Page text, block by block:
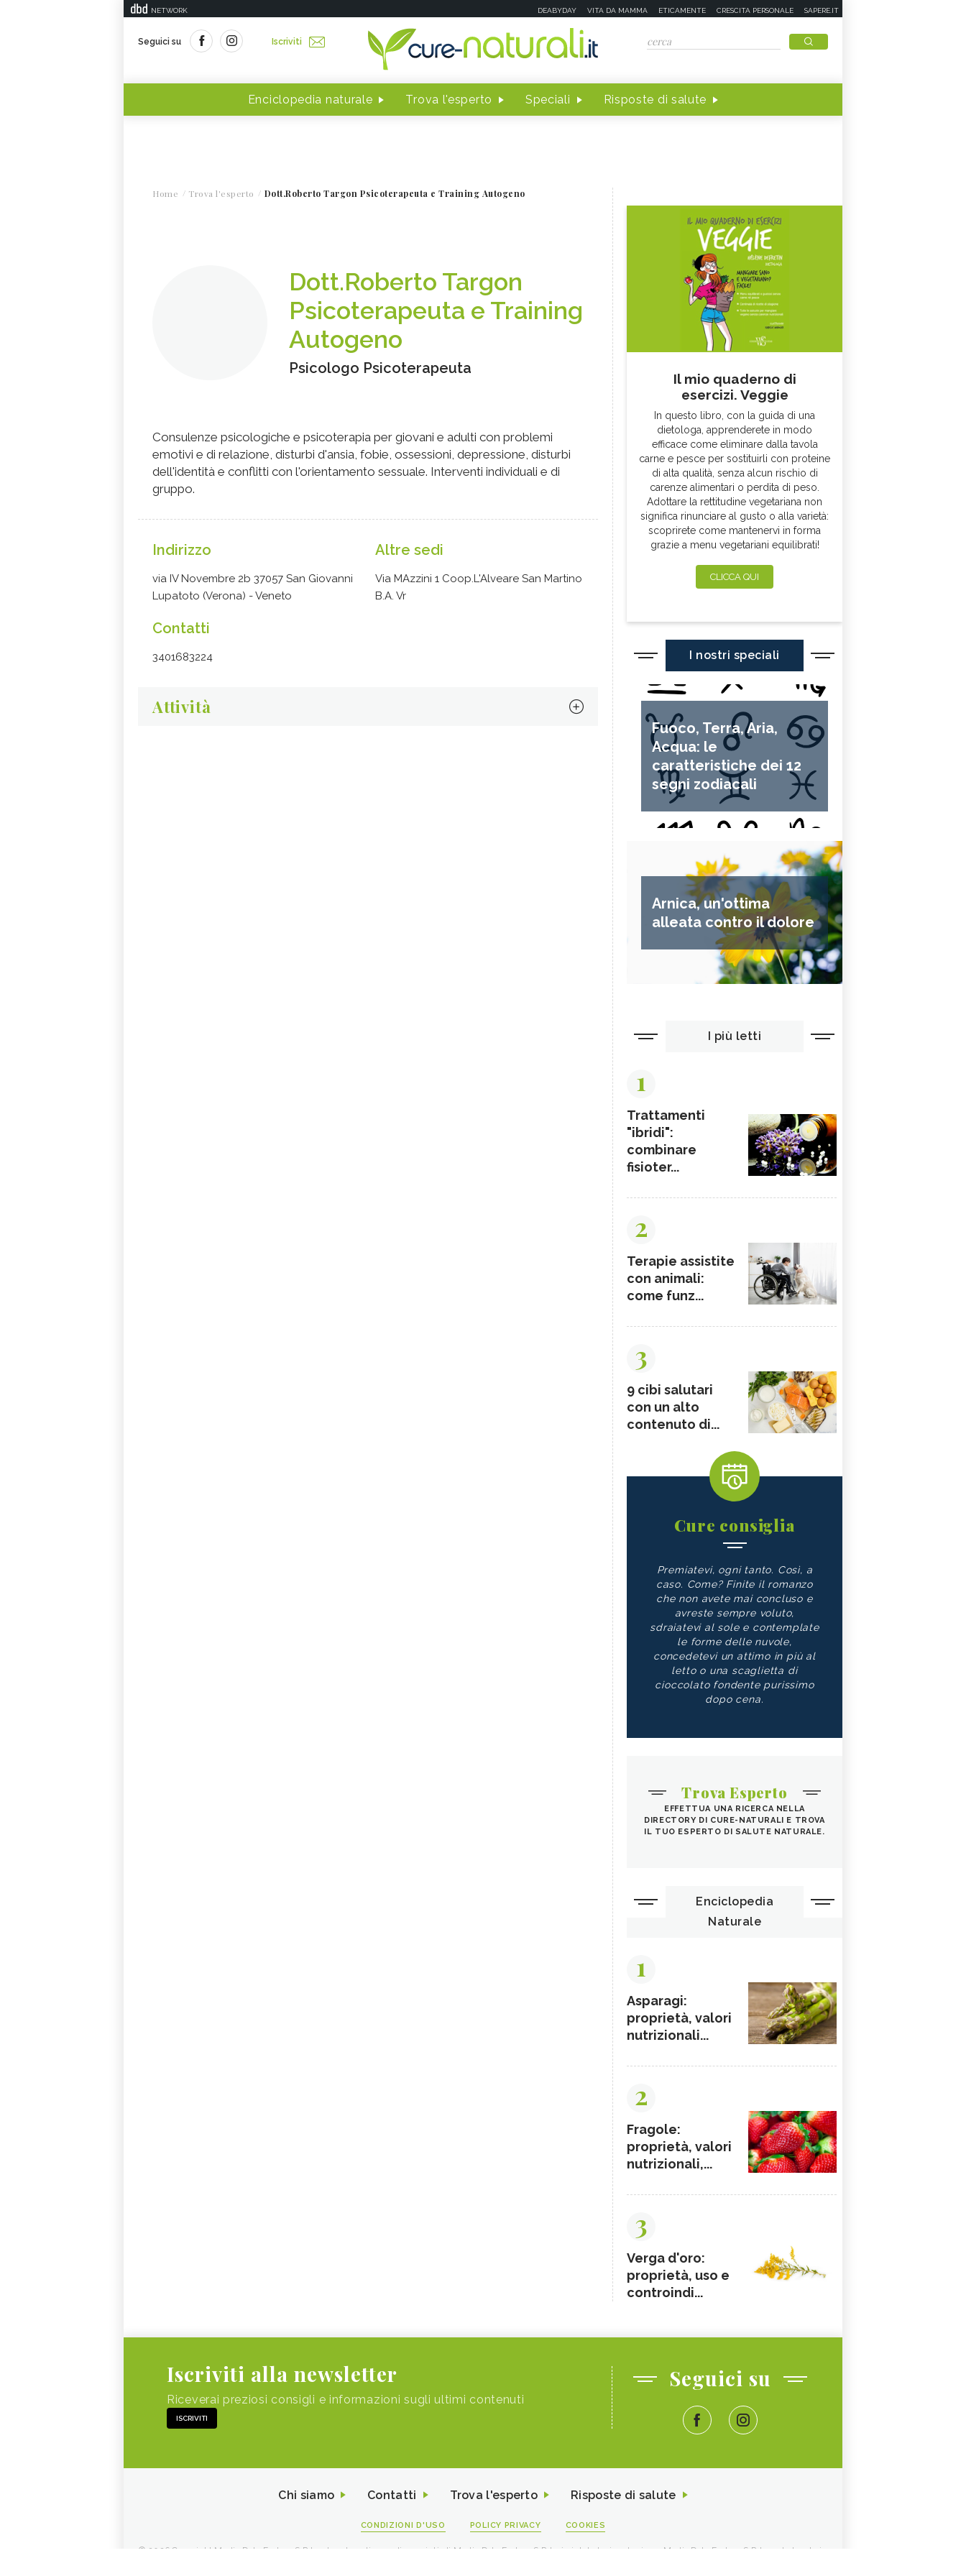
NETWORK DEABYDAY VITA DA MAMMA ETICAMENTE CRESCITA PERSONALE SAPERE.IT
Seguici su Iscriviti
Enciclopedia naturale Trova l'esperto Speciali Risposte di salute
Home Trova l'esperto Dott.Roberto Targon Psicoterapeuta e Training Autogeno
Dott.Roberto Targon
Psicoterapeuta e Training
Autogeno
Psicologo Psicoterapeuta
Consulenze psicologiche e psicoterapia per giovani e adulti con problemi
emotivi e di relazione, disturbi d'ansia, fobie, ossessioni, depressione, disturbi
dell'identità e conflitti con l'orientamento sessuale. Interventi individuali e di
gruppo.
Indirizzo
via IV Novembre 2b 37057 San Giovanni
Lupatoto (Verona) - Veneto
Altre sedi
Via MAzzini 1 Coop.L'Alveare San Martino
B.A. Vr
Contatti
3401683224
Attività
Il mio quaderno di
esercizi. Veggie
In questo libro, con la guida di una
dietologa, apprenderete in modo
efficace come eliminare dalla tavola
carne e pesce per sostituirli con proteine
di alta qualità, senza alcun rischio di
carenze alimentari o perdita di peso.
Adottare la rettitudine vegetariana non
significa rinunciare al gusto o alla varietà:
scoprirete come mantenervi in forma
grazie a menu vegetariani equilibrati!
CLICCA QUI
I nostri speciali
Fuoco, Terra, Aria,
Acqua: le
caratteristiche dei 12
segni zodiacali
Arnica, un'ottima
alleata contro il dolore
I più letti
1
Trattamenti
"ibridi":
combinare
fisioter...
2
Terapie assistite
con animali:
come funz...
3
9 cibi salutari
con un alto
contenuto di...
Cure consiglia
Premiatevi, ogni tanto. Così, a
caso. Come? Finite il romanzo
che non avete mai concluso e
avreste sempre voluto,
sdraiatevi al sole e contemplate
le forme delle nuvole,
concedetevi un attimo in più al
letto o una scaglietta di
cioccolato fondente purissimo
dopo cena.
Trova Esperto
EFFETTUA UNA RICERCA NELLA
DIRECTORY DI CURE-NATURALI E TROVA
IL TUO ESPERTO DI SALUTE NATURALE.
Enciclopedia
Naturale
1
Asparagi:
proprietà, valori
nutrizionali...
2
Fragole:
proprietà, valori
nutrizionali,...
3
Verga d'oro:
proprietà, uso e
controindi...
Iscriviti alla newsletter
Riceverai preziosi consigli e informazioni sugli ultimi contenuti
ISCRIVITI
Seguici su
Chi siamo Contatti Trova l'esperto Risposte di salute
CONDIZIONI D'USO POLICY PRIVACY COOKIES
© 2026 Copyright Media Data Factory S.R.L. - I contenuti sono di proprietà di Media Data Factory S.R.L, è vietata la riproduzione. Media Data Factory S.R.L. sede legale in